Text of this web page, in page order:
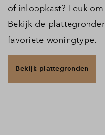
of inloopkast? Leuk
Bekijk de
favoriete woningtype.
Bekijk plattegronden